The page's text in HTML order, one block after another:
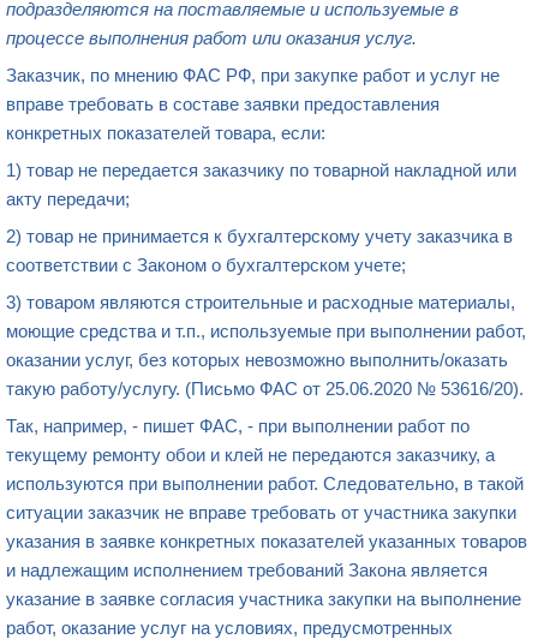
подразделяются на поставляемые и используемые в
процессе выполнения работ или оказания услуг.
Заказчик, по мнению ФАС РФ, при закупке работ и услуг не
вправе требовать в составе заявки предоставления
конкретных показателей товара, если:
1) товар не передается заказчику по товарной накладной или
акту передачи;
2) товар не принимается к бухгалтерскому учету заказчика в
соответствии с Законом о бухгалтерском учете;
3) товаром являются строительные и расходные материалы,
моющие средства и т.п., используемые при выполнении работ,
оказании услуг, без которых невозможно выполнить/оказать
такую работу/услугу. (Письмо ФАС от 25.06.2020 № 53616/20).
Так, например, - пишет ФАС, - при выполнении работ по
текущему ремонту обои и клей не передаются заказчику, а
используются при выполнении работ. Следовательно, в такой
ситуации заказчик не вправе требовать от участника закупки
указания в заявке конкретных показателей указанных товаров
и надлежащим исполнением требований Закона является
указание в заявке согласия участника закупки на выполнение
работ, оказание услуг на условиях, предусмотренных